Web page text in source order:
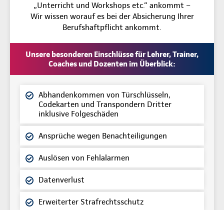
„Unterricht und Workshops etc.“ ankommt –
Wir wissen worauf es bei der Absicherung Ihrer
Berufshaftpflicht ankommt.
Unsere besonderen Einschlüsse für Lehrer, Trainer,
Coaches und Dozenten im Überblick:
Abhandenkommen von Türschlüsseln,
Codekarten und Transpondern Dritter
inklusive Folgeschäden
Ansprüche wegen Benachteiligungen
Auslösen von Fehlalarmen
Datenverlust
Erweiterter Strafrechtsschutz